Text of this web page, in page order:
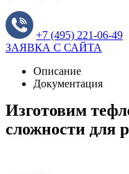
+7 (495) 221-06-49
ЗАЯВКА С САЙТА
Описание
Документация
Изготовим
сложности для